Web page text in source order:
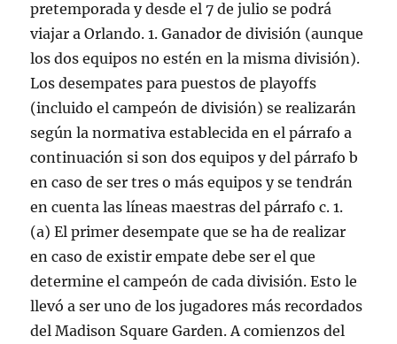
pretemporada y desde el 7 de julio se podrá
viajar a Orlando. 1. Ganador de división (aunque
los dos equipos no estén en la misma división).
Los desempates para puestos de playoffs
(incluido el campeón de división) se realizarán
según la normativa establecida en el párrafo a
continuación si son dos equipos y del párrafo b
en caso de ser tres o más equipos y se tendrán
en cuenta las líneas maestras del párrafo c. 1.
(a) El primer desempate que se ha de realizar
en caso de existir empate debe ser el que
determine el campeón de cada división. Esto le
llevó a ser uno de los jugadores más recordados
del Madison Square Garden. A comienzos del